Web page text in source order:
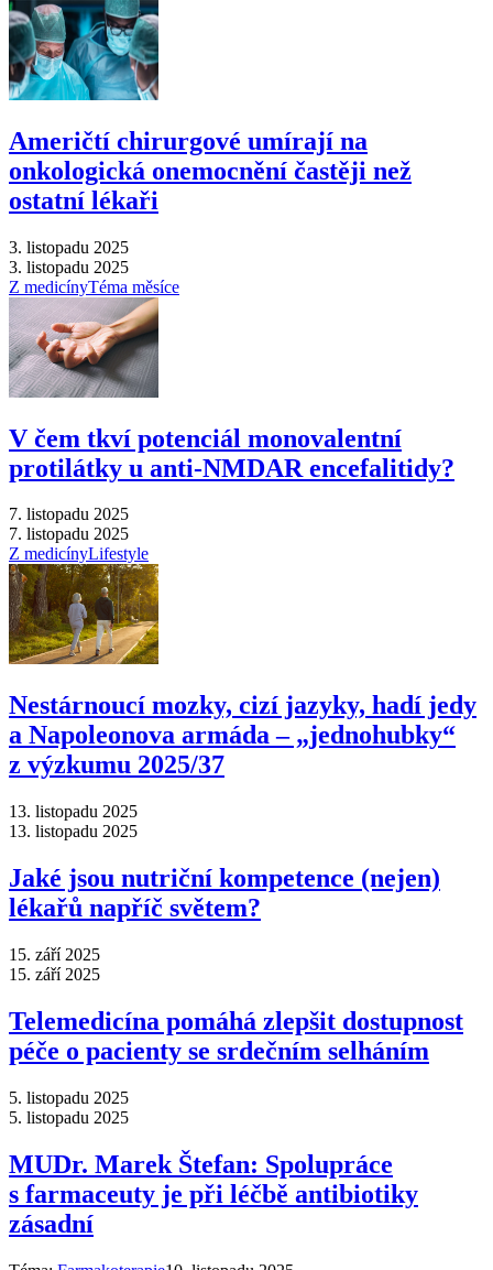
Američtí chirurgové umírají na
onkologická onemocnění častěji než
ostatní lékaři
3. listopadu 2025
3. listopadu 2025
Z medicínyTéma měsíce
V čem tkví potenciál monovalentní
protilátky u anti-NMDAR encefalitidy?
7. listopadu 2025
7. listopadu 2025
Z medicínyLifestyle
Nestárnoucí mozky, cizí jazyky, hadí jedy
a Napoleonova armáda –⁠ „jednohubky“
z výzkumu 2025/37
13. listopadu 2025
13. listopadu 2025
Jaké jsou nutriční kompetence (nejen)
lékařů napříč světem?
15. září 2025
15. září 2025
Telemedicína pomáhá zlepšit dostupnost
péče o pacienty se srdečním selháním
5. listopadu 2025
5. listopadu 2025
MUDr. Marek Štefan: Spolupráce
s farmaceuty je při léčbě antibiotiky
zásadní